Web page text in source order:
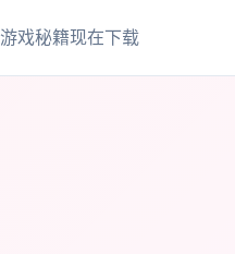
游戏秘籍现在下载